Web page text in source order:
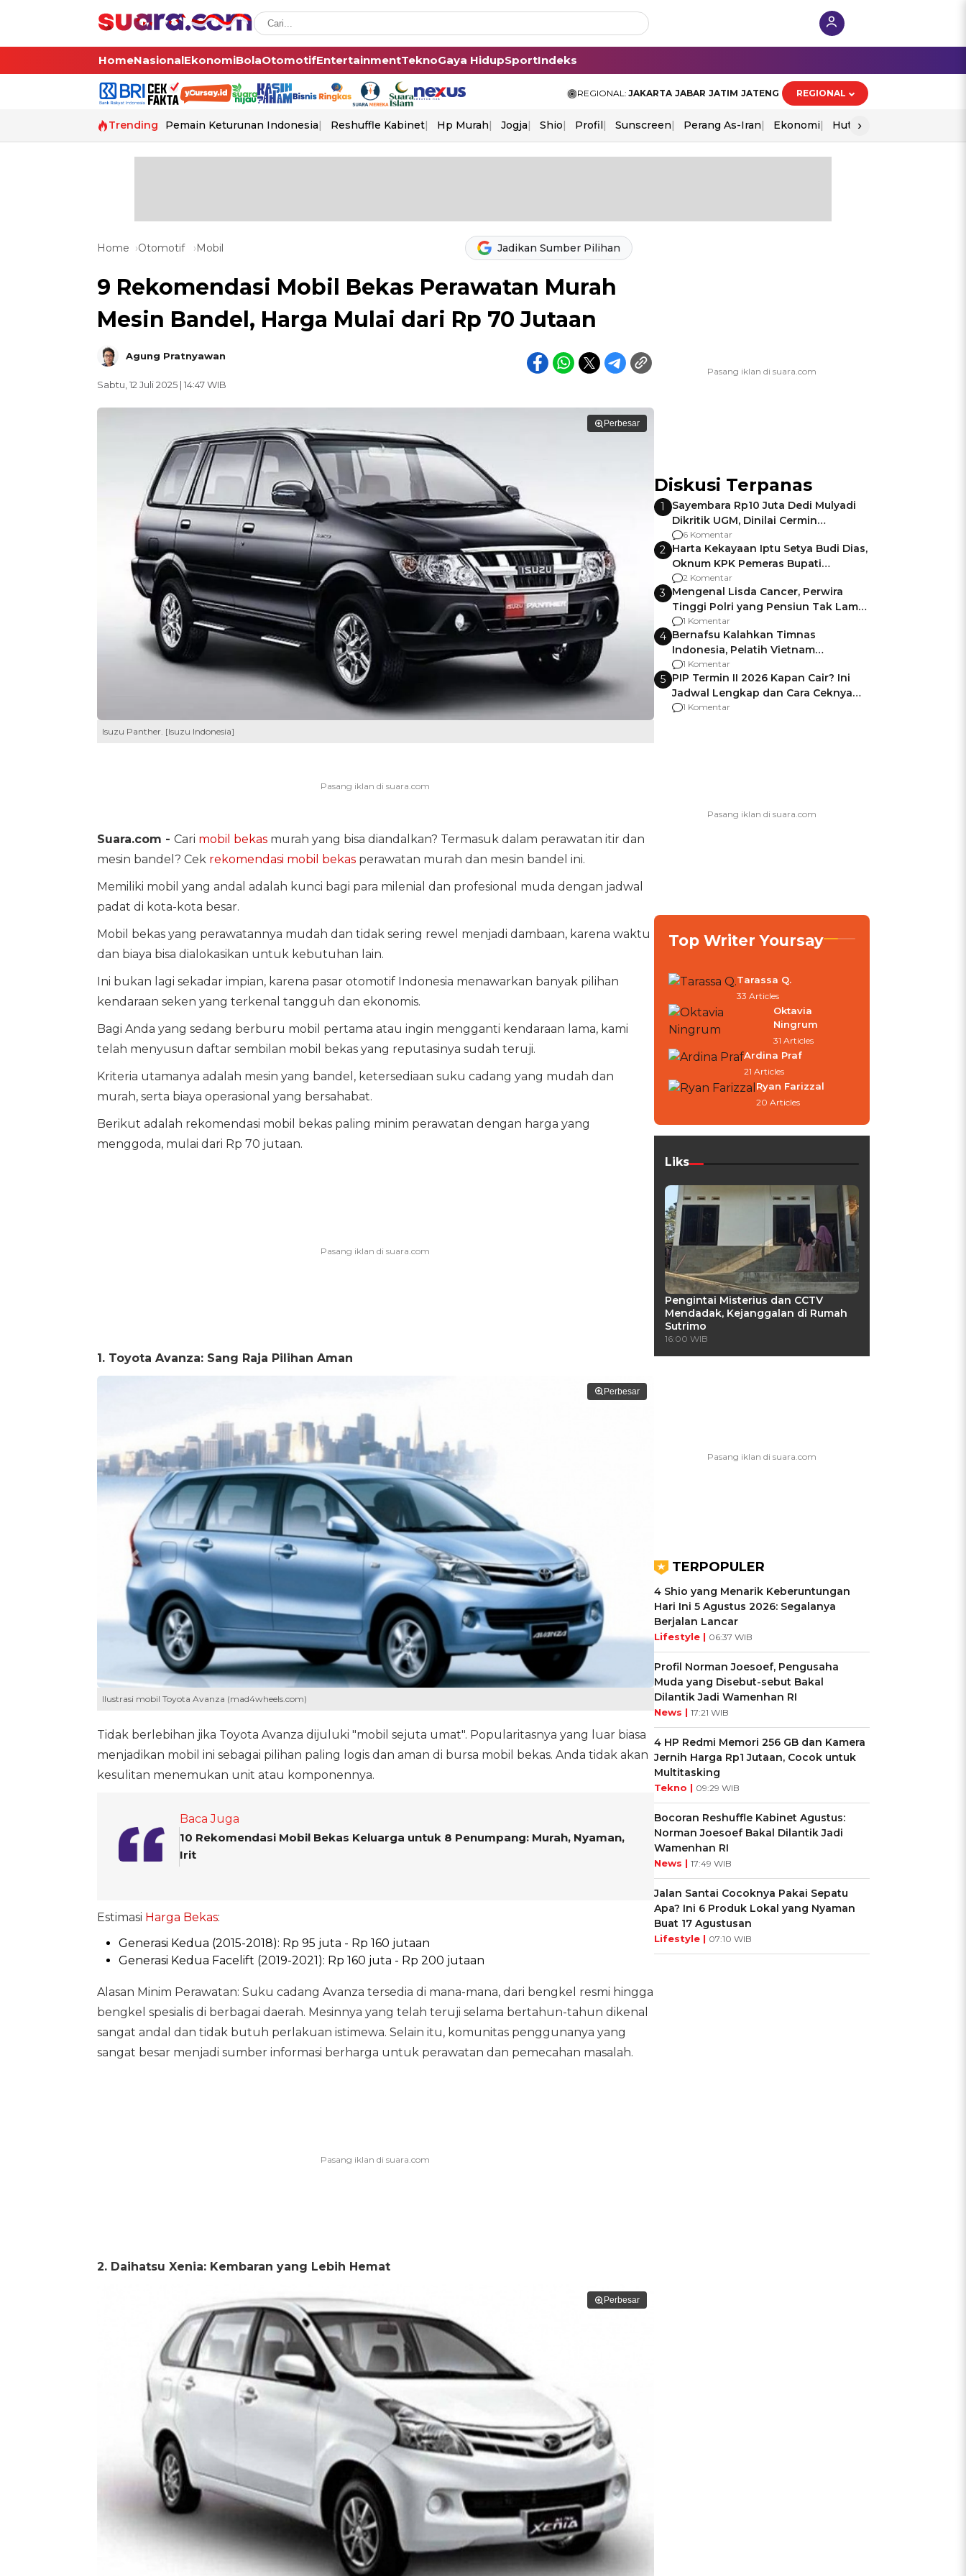
HomeNasionalEkonomiBolaOtomotifEntertainmentTeknoGaya HidupSportIndeks
REGIONAL: JAKARTA JABAR JATIM JATENG REGIONAL
Trending Pemain Keturunan Indonesia Reshuffle Kabinet Hp Murah Jogja Shio Profil Sunscreen Perang As-Iran Ekonomi Hut Ri
›
Home Otomotif Mobil Jadikan Sumber Pilihan
9 Rekomendasi Mobil Bekas Perawatan Murah
Mesin Bandel, Harga Mulai dari Rp 70 Jutaan
Agung Pratnyawan
Sabtu, 12 Juli 2025 | 14:47 WIB
Perbesar
Isuzu Panther. [Isuzu Indonesia]
Suara.com - Cari mobil bekasmurah yang bisa diandalkan? Termasuk dalam perawatan itir dan
mesin bandel? Cek rekomendasi mobil bekasperawatan murah dan mesin bandel ini.
Memiliki mobil yang andal adalah kunci bagi para milenial dan profesional muda dengan jadwal
padat di kota-kota besar.
Mobil bekas yang perawatannya mudah dan tidak sering rewel menjadi dambaan, karena waktu
dan biaya bisa dialokasikan untuk kebutuhan lain.
Ini bukan lagi sekadar impian, karena pasar otomotif Indonesia menawarkan banyak pilihan
kendaraan seken yang terkenal tangguh dan ekonomis.
Bagi Anda yang sedang berburu mobil pertama atau ingin mengganti kendaraan lama, kami
telah menyusun daftar sembilan mobil bekas yang reputasinya sudah teruji.
Kriteria utamanya adalah mesin yang bandel, ketersediaan suku cadang yang mudah dan
murah, serta biaya operasional yang bersahabat.
Berikut adalah rekomendasi mobil bekas paling minim perawatan dengan harga yang
menggoda, mulai dari Rp 70 jutaan.
1. Toyota Avanza: Sang Raja Pilihan Aman
Perbesar
Ilustrasi mobil Toyota Avanza (mad4wheels.com)
Tidak berlebihan jika Toyota Avanza dijuluki "mobil sejuta umat". Popularitasnya yang luar biasa
menjadikan mobil ini sebagai pilihan paling logis dan aman di bursa mobil bekas. Anda tidak akan
kesulitan menemukan unit atau komponennya.
Baca Juga
10 Rekomendasi Mobil Bekas Keluarga untuk 8 Penumpang: Murah, Nyaman,
Irit
Estimasi Harga Bekas:
Generasi Kedua (2015-2018): Rp 95 juta - Rp 160 jutaan
Generasi Kedua Facelift (2019-2021): Rp 160 juta - Rp 200 jutaan
Alasan Minim Perawatan: Suku cadang Avanza tersedia di mana-mana, dari bengkel resmi hingga
bengkel spesialis di berbagai daerah. Mesinnya yang telah teruji selama bertahun-tahun dikenal
sangat andal dan tidak butuh perlakuan istimewa. Selain itu, komunitas penggunanya yang
sangat besar menjadi sumber informasi berharga untuk perawatan dan pemecahan masalah.
2. Daihatsu Xenia: Kembaran yang Lebih Hemat
Perbesar
Diskusi Terpanas
1
Sayembara Rp10 Juta Dedi Mulyadi
Dikritik UGM, Dinilai Cermin
Gagalnya Negara Jamin Keamanan
6 Komentar
2 Harta Kekayaan Iptu Setya Budi Dias,
Oknum KPK Pemeras Bupati
Pemalang
2 Komentar
3 Mengenal Lisda Cancer, Perwira
Tinggi Polri yang Pensiun Tak Lama
Usai Jadi Brigjen
1 Komentar
4 Bernafsu Kalahkan Timnas
Indonesia, Pelatih Vietnam
Berencana Pakai Jimat di Pakansari
1 Komentar
5 PIP Termin II 2026 Kapan Cair? Ini
Jadwal Lengkap dan Cara Ceknya
agar Dana Tidak Hangus!
1 Komentar
Top Writer Yoursay
Tarassa Q.
33 Articles
Oktavia
Ningrum
31 Articles
Ardina Praf
21 Articles
Ryan Farizzal
20 Articles
Liks
Pengintai Misterius dan CCTV
Mendadak, Kejanggalan di Rumah
Sutrimo
16:00 WIB
TERPOPULER
4 Shio yang Menarik Keberuntungan
Hari Ini 5 Agustus 2026: Segalanya
Berjalan Lancar
Lifestyle | 06:37 WIB
Profil Norman Joesoef, Pengusaha
Muda yang Disebut-sebut Bakal
Dilantik Jadi Wamenhan RI
News | 17:21 WIB
4 HP Redmi Memori 256 GB dan Kamera
Jernih Harga Rp1 Jutaan, Cocok untuk
Multitasking
Tekno | 09:29 WIB
Bocoran Reshuffle Kabinet Agustus:
Norman Joesoef Bakal Dilantik Jadi
Wamenhan RI
News | 17:49 WIB
Jalan Santai Cocoknya Pakai Sepatu
Apa? Ini 6 Produk Lokal yang Nyaman
Buat 17 Agustusan
Lifestyle | 07:10 WIB